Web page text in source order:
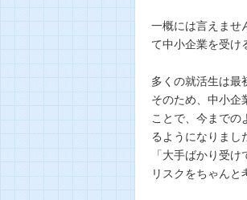
一概には言えませ
て中小企業を受け
多くの就活生は最
そのため、中小企
ことで、今まで
るようになりまし
「大手ばかり受
リスクをちゃんと